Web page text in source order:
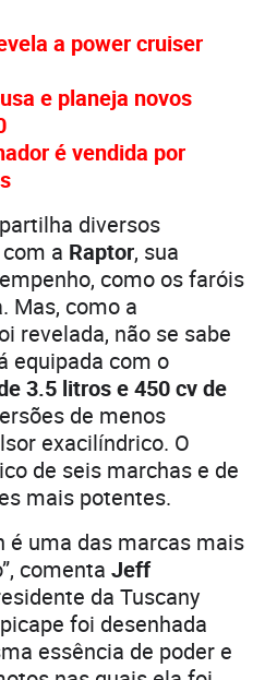
a power cruiser
e planeja novos
é vendida por
diversos
a Raptor, sua
como os faróis
Mas, como a
revelada, não se sabe
equipada com o
3.5 litros e 450 cv de
de menos
exacilíndrico. O
de seis marchas e de
mais potentes.
é uma das marcas mais
comenta Jeff
da Tuscany
foi desenhada
essência de poder e